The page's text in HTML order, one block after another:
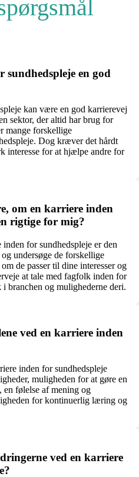
en god
kan være en god karrierevej
sektor, der altid har brug for
mange forskellige
Dog kræver det hårdt
interesse for at hjælpe andre for
om en karriere inden
rigtige for mig?
for sundhedspleje er den
undersøge de forskellige
de passer til dine interesser og
at tale med fagfolk inden for
branchen og mulighederne deri.
ved en karriere inden
inden for sundhedspleje
muligheden for at gøre en
en følelse af mening og
for kontinuerlig læring og
ved en karriere